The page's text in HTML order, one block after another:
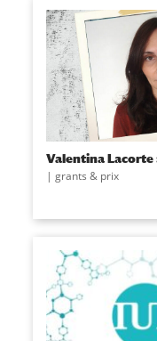
Valentina Lacorte
| grants & prix